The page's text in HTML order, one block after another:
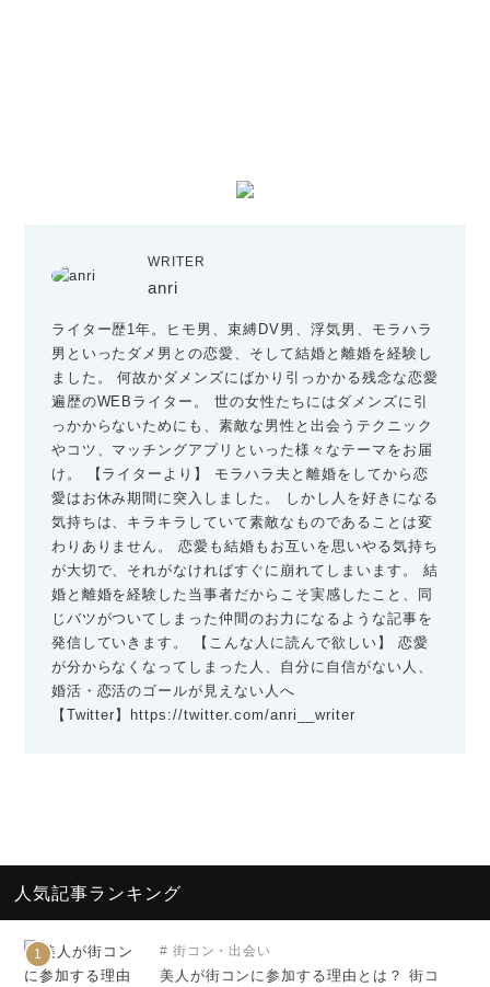
WRITER
anri
ライター歴1年。ヒモ男、束縛DV男、浮気男、モラハラ
男といったダメ男との恋愛、そして結婚と離婚を経験し
ました。 何故かダメンズにばかり引っかかる残念な恋愛
遍歴のWEBライター。 世の女性たちにはダメンズに引
っかからないためにも、素敵な男性と出会うテクニック
やコツ、マッチングアプリといった様々なテーマをお届
け。 【ライターより】 モラハラ夫と離婚をしてから恋
愛はお休み期間に突入しました。 しかし人を好きになる
気持ちは、キラキラしていて素敵なものであることは変
わりありません。 恋愛も結婚もお互いを思いやる気持ち
が大切で、それがなければすぐに崩れてしまいます。 結
婚と離婚を経験した当事者だからこそ実感したこと、同
じバツがついてしまった仲間のお力になるような記事を
発信していきます。 【こんな人に読んで欲しい】 恋愛
が分からなくなってしまった人、自分に自信がない人、
婚活・恋活のゴールが見えない人へ
【Twitter】
https://twitter.com/anri__writer
人気記事ランキング
1 街コン・出会い
美人が街コンに参加する理由とは？ 街コ